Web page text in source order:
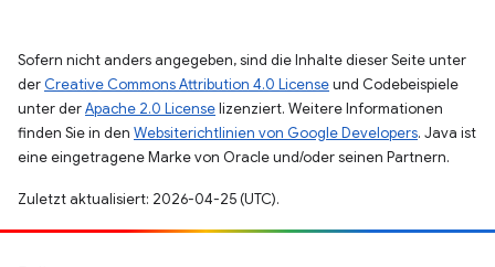
Sofern nicht anders angegeben, sind die Inhalte dieser Seite unter
der Creative Commons Attribution 4.0 Licenseund Codebeispiele
unter derApache 2.0 Licenselizenziert. Weitere Informationen
finden Sie in den Websiterichtlinien von Google Developers. Java ist
eine eingetragene Marke von Oracle und/oder seinen Partnern.
Zuletzt aktualisiert: 2026-04-25 (UTC).